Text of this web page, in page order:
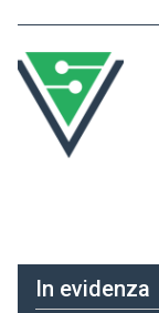
In evidenza